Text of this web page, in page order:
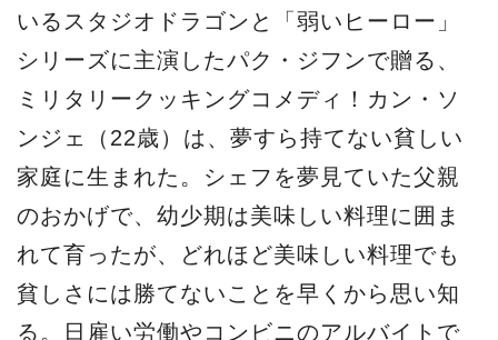
いるスタジオドラゴンと「弱いヒーロー」
シリーズに主演したパク・ジフンで贈る、
ミリタリークッキングコメディ！カン・ソ
ンジェ（22歳）は、夢すら持てない貧しい
家庭に生まれた。シェフを夢見ていた父親
のおかげで、幼少期は美味しい料理に囲ま
れて育ったが、どれほど美味しい料理でも
貧しさには勝てないことを早くから思い知
る。日雇い労働やコンビニのアルバイトで